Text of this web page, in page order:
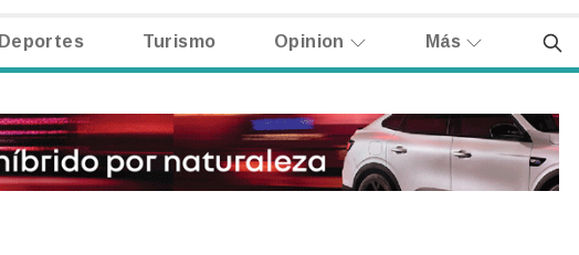
Deportes Turismo Opinion Más